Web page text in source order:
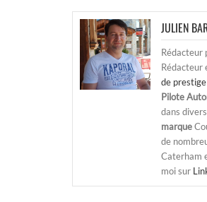
JULIEN
Rédacteur
Rédacteur
de prestige
Pilote
dans
marque
de
Caterham
moi sur